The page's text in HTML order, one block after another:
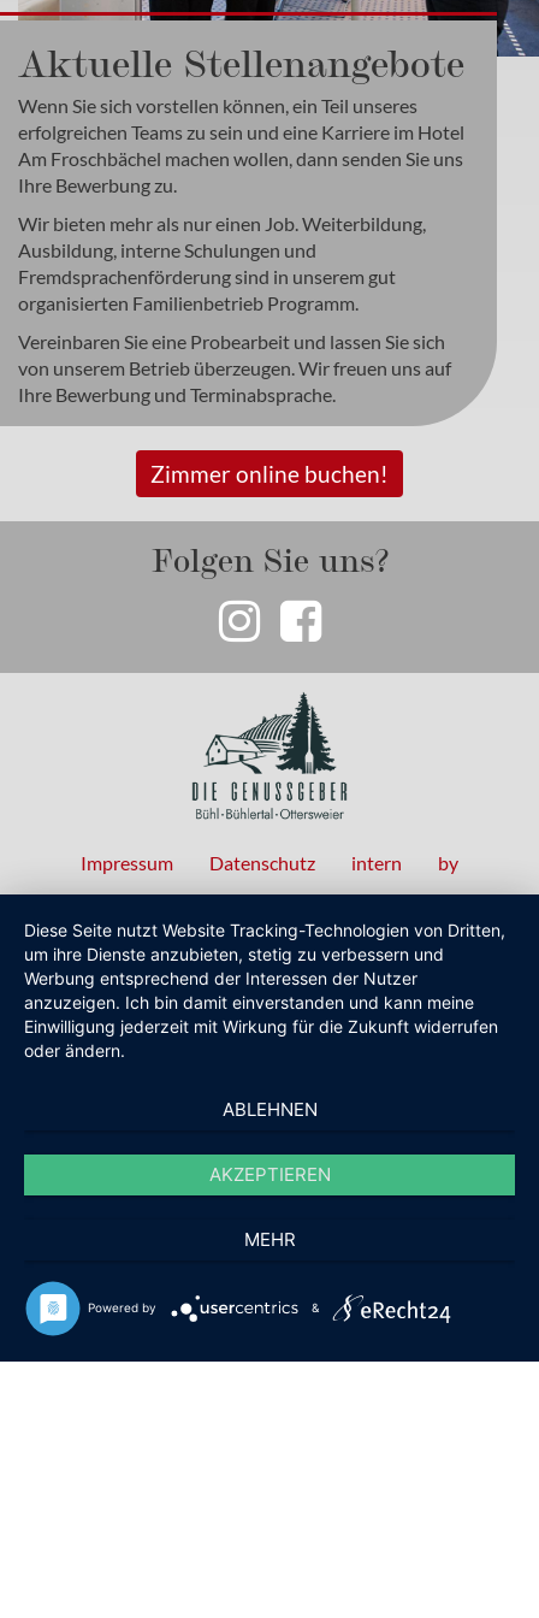
Aktuelle Stellenangebote
Wenn Sie sich vorstellen können, ein Teil unseres
erfolgreichen Teams zu sein und eine Karriere im Hotel
Am Froschbächel machen wollen, dann senden Sie uns
Ihre Bewerbung zu.
Wir bieten mehr als nur einen Job. Weiterbildung,
Ausbildung, interne Schulungen und
Fremdsprachenförderung sind in unserem gut
organisierten Familienbetrieb Programm.
Vereinbaren Sie eine Probearbeit und lassen Sie sich
von unserem Betrieb überzeugen. Wir freuen uns auf
Ihre Bewerbung und Terminabsprache.
Zimmer online buchen!
Folgen Sie uns?
Fußzeilenmenü
Impressum Datenschutz intern by
Diese Seite nutzt Website Tracking-Technologien von Dritten,
um ihre Dienste anzubieten, stetig zu verbessern und
Werbung entsprechend der Interessen der Nutzer
anzuzeigen. Ich bin damit einverstanden und kann meine
Einwilligung jederzeit mit Wirkung für die Zukunft widerrufen
oder ändern.
ABLEHNEN
AKZEPTIEREN
MEHR
Powered by &